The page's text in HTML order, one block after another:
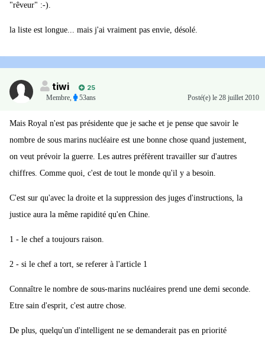
"rêveur" :-).
la liste est longue... mais j'ai vraiment pas envie, désolé.
tiwi
25
Membre, 53ans Posté(e) le 28 juillet 2010
Mais Royal n'est pas présidente que je sache et je pense que savoir le
nombre de sous marins nucléaire est une bonne chose quand justement,
on veut prévoir la guerre. Les autres préfèrent travailler sur d'autres
chiffres. Comme quoi, c'est de tout le monde qu'il y a besoin.
C'est sur qu'avec la droite et la suppression des juges d'instructions, la
justice aura la même rapidité qu'en Chine.
1 - le chef a toujours raison.
2 - si le chef a tort, se referer à l'article 1
Connaître le nombre de sous-marins nucléaires prend une demi seconde.
Etre sain d'esprit, c'est autre chose.
De plus, quelqu'un d'intelligent ne se demanderait pas en priorité